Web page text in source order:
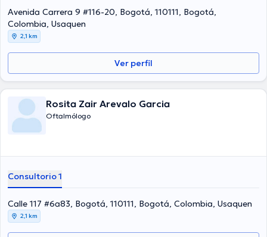
Avenida Carrera 9 #116-20, Bogotá, 110111, Bogotá,
Colombia, Usaquen
2,1 km
Ver perfil
Rosita Zair Arevalo Garcia
Oftalmólogo
Consultorio 1
Calle 117 #6a83, Bogotá, 110111, Bogotá, Colombia, Usaquen
2,1 km